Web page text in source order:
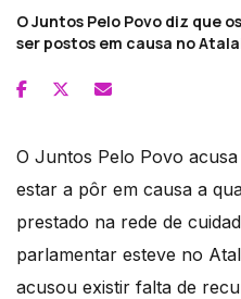
O Juntos Pelo Povo diz que
ser postos em causa no
O Juntos Pelo Povo
estar a pôr em causa a
prestado na rede de
parlamentar esteve no
acusou existir falta de